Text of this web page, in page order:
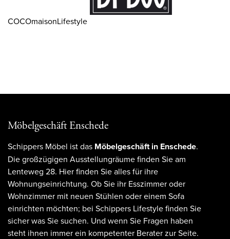
COCOmaisonLifestyle
Möbelgeschäft Enschede
Schippers Möbel ist das Möbelgeschäft in Enschede.
Die großzügigen Ausstellungräume finden Sie am
Lenteweg 28. Hier finden Sie alles für ihre
Wohnungseinrichtung. Ob Sie ihr Esszimmer oder
Wohnzimmer mit neuen Stühlen oder einem Sofa
einrichten möchten; bei Schippers Lifestyle finden Sie
sicher was Sie suchen. Und wenn Sie Fragen haben
steht ihnen immer ein kompetenter Berater zur Seite.